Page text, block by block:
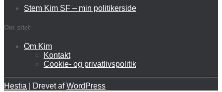
Stem Kim SF – min politikerside
Om sitet
Om Kim
Kontakt
Cookie- og privatlivspolitik
Hestia | Drevet afWordPress